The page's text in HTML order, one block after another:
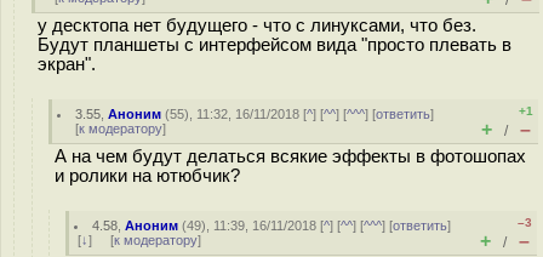
у десктопа нет будущего - что с линуксами, что без.
Будут планшеты с интерфейсом вида "просто плевать в
экран".
3.55 ,Аноним (55), 11:32, 16/11/2018 [^] [^^] [^^^] [ответить]
[к модератору]
+1
+ / –
А на чем будут делаться всякие эффекты в фотошопах
и ролики на ютюбчик?
4.58 ,Аноним (49), 11:39, 16/11/2018 [^] [^^] [^^^] [ответить]
[↓] [к модератору]
–3
+ / –